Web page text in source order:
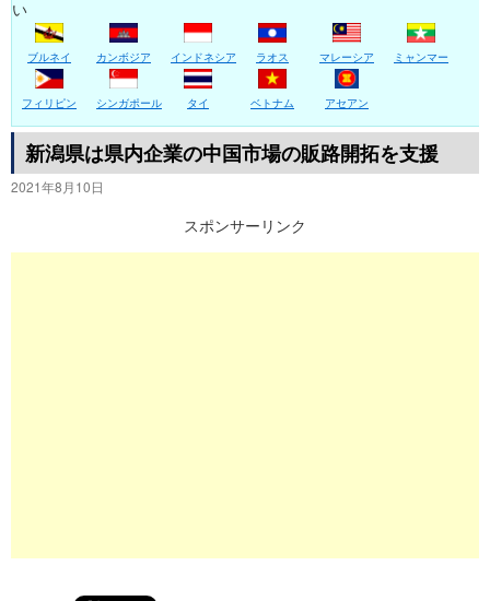
ツ
へ
ス
キ
ッ
い
ブルネイ カンボジア インドネシア ラオス マレーシア ミャンマー
フィリピン シンガポール タイ ベトナム アセアン
新潟県は県内企業の中国市場の販路開拓を支援
2021年8月10日
スポンサーリンク